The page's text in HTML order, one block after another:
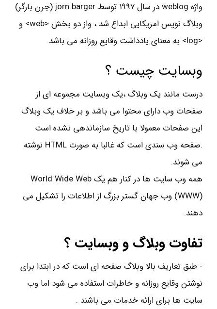
واژه weblog در سال 1997 توسط jorn barger (جرن بارگر)
وبلاگ نویس امریکایی ابداع شد ، واز دو بخش <web> و
<log> به معنای یادداشت وقایع روزانه می باشد.
وبسایت چیست ؟
درست مانند یک وبلاگ ،یک وبسایت مجموعه ای از
صفحات وب دارای محتوا می باشد و بر خلاف یک وبلاگ
این صفحات معمولا با تاریخ سازماندهی نشده است
.صفحه وب سندی است که غالبا به صورت HTML نوشته
می شوند.
همه وب سایت ها در کنار هم یک World Wide Web
(WWW) وب جهان گستر بزرگ از اطلاعات را تشکیل می
دهند.
تفاوت وبلاگ و وبسایت ؟
- طبق تعاریف بالا وبلاگ صفحه ای است که در ابتدا برای
نوشتن وقایع روزانه و خاطرات استفاده می شود اما وب
سایت ها برای ارائه خدمات می باشند .